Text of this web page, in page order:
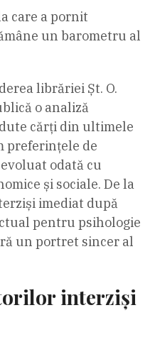
care a pornit
un barometru al
librăriei Șt. O.
o analiză
cărți din ultimele
preferințele de
odată cu
și sociale. De la
imediat după
pentru psihologie
un portret sincer al
interziși